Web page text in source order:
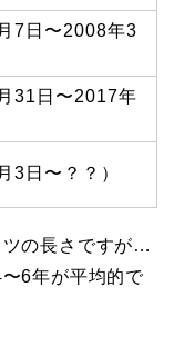
7日〜2008年3
31日〜2017年
3日〜？？）
ツの長さですが…
6年が平均的で